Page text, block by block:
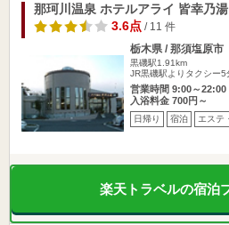
那珂川温泉 ホテルアライ 皆幸乃湯
3.6点/ 11 件
栃木県 / 那須塩原市
黒磯駅1.91km
JR黒磯駅よりタクシー
営業時間 9:00～22:00
入浴料金 700円～
日帰り 宿泊 エステ
楽天トラベルの宿泊